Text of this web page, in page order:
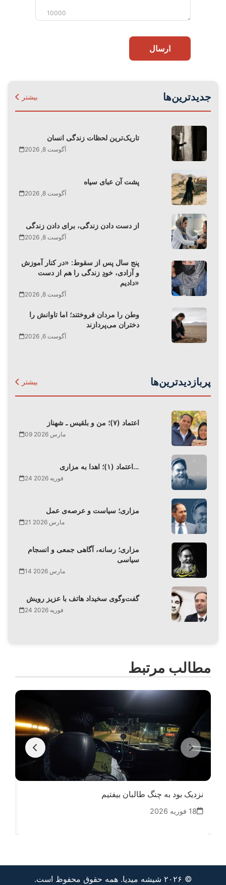
10000
ارسال
جدیدترین‌ها بیشتر
تاریک‌ترین لحظات زندگی انسان
آگوست 8, 2026
پشت آن عبای سیاه
آگوست 8, 2026
از دست دادن زندگی، برای دادن زندگی
آگوست 8, 2026
پنج سال پس از سقوط: «در کنار آموزش
و آزادی، خودِ زندگی را هم از دست
دادیم»
آگوست 8, 2026
وطن را مردان فروختند؛ اما تاوانش را
دختران می‌پردازند
آگوست 6, 2026
پربازدیدترین‌ها بیشتر
اعتماد (۷)؛ من و بلقیس ـ شهناز
09 مارس 2026
اعتماد (۱)؛ اهدا به مزاری…
24 فوریه 2026
مزاری؛ سیاست و عرصه‌ی عمل
21 مارس 2026
مزاری؛ رسانه، آگاهی جمعی و انسجام
سیاسی
14 مارس 2026
گفت‌وگوی سخیداد هاتف با عزیز رویش
24 فوریه 2026
مطالب مرتبط
نزدیک بود به چنگ طالبان بیفتیم
18 فوریه 2026
© ۲۰۲۶ شیشه میدیا. همه حقوق محفوظ است.